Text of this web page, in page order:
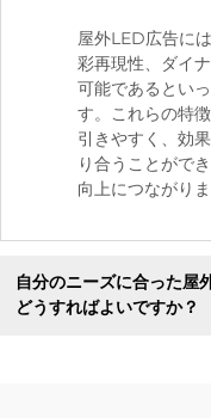
屋外LED広告に
彩再現性、ダイ
可能であるとい
す。これらの特
引きやすく、効
り合うことがで
向上につながりま
自分のニーズに合った屋
どうすればよいですか？